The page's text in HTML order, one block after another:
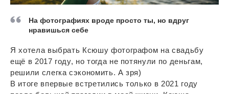
На фотографиях вроде просто ты, но вдруг
нравишься себе
Я хотела выбрать Ксюшу фотографом на свадьбу
ещё в 2017 году, но тогда не потянули по деньгам,
решили слегка сэкономить. А зря)
В итоге впервые встретились только в 2021 году